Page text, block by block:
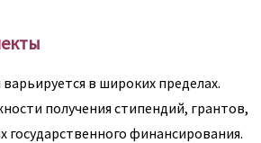
в широких пределах.
получения стипендий, грантов,
государственного финансирования.